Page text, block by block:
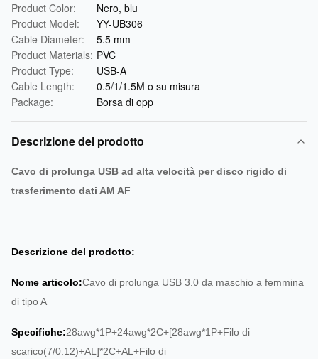
Product Color:
Nero, blu
Product Model:
YY-UB306
Cable Diameter:
5.5 mm
Product Materials: PVC
Product Type:
USB-A
Cable Length:
0.5/1/1.5M o su misura
Package:
Borsa di opp
Descrizione del prodotto
Cavo di prolunga USB ad alta velocità per disco rigido di
trasferimento dati AM AF
Descrizione del prodotto:
Nome articolo:Cavo di prolunga USB 3.0 da maschio a femmina
di tipo A
Specifiche:28awg*1P+24awg*2C+[28awg*1P+Filo di
scarico(7/0.12)+AL]*2C+AL+Filo di